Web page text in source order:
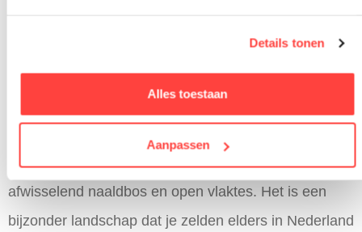
Details tonen
Alles toestaan
Aanpassen
kilometer afhankelijk van de gekozen knooppunten.
De route vanuit de centrale Veluwe leidt door
afwisselend naaldbos en open vlaktes. Het is een
bijzonder landschap dat je zelden elders in Nederland